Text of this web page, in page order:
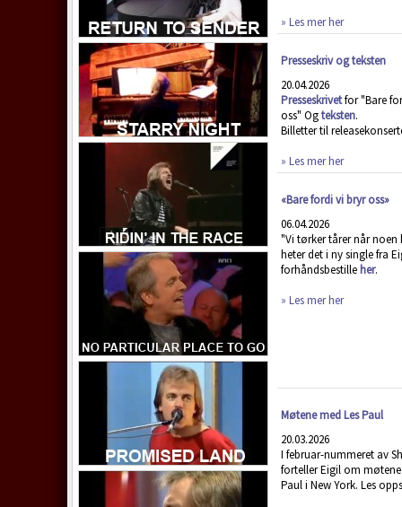
» Les mer her
Presseskriv og teksten
20.04.2026
Presseskrivetfor "Bare
oss" Ogteksten.
Billetter til
» Les mer her
«Bare fordi vi bryr oss»
06.04.2026
"Vi tørker tårer når noen
heter det i ny single fra
forhåndsbestille her.
» Les mer her
Møtene med Les Paul
20.03.2026
I februar-nummeret av
forteller Eigil om møtene
Paul i New York. Les